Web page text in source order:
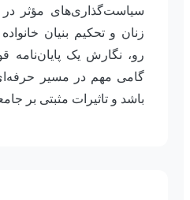
سیاست‌گذاری‌های مؤثر در
زنان و تحکیم بنیان
رو، نگارش یک پایان‌نامه
گامی مهم در مسیر
باشد و تاثیرات مثبتی بر